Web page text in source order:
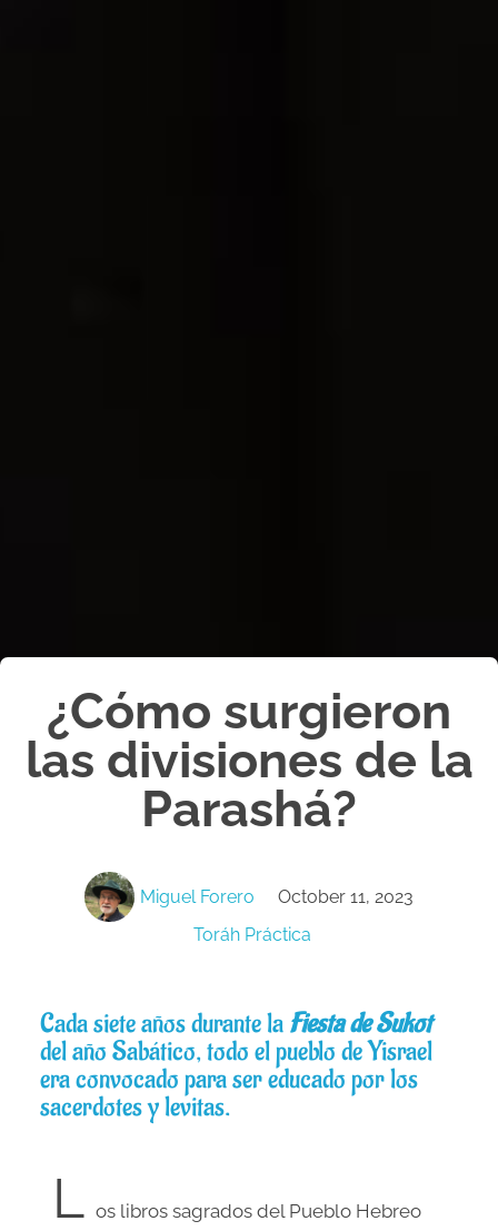
¿Cómo surgieron
las divisiones de la
Parashá?
Miguel Forero
October 11, 2023
Toráh Práctica
Cada siete años durante laFiesta de Sukot
del año Sabático, todo el pueblo de Yisrael
era convocado para ser educado por los
sacerdotes y levitas.
L os libros sagrados del Pueblo Hebreo